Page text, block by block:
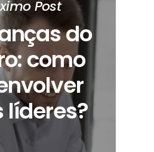
Post
do
como
líderes?